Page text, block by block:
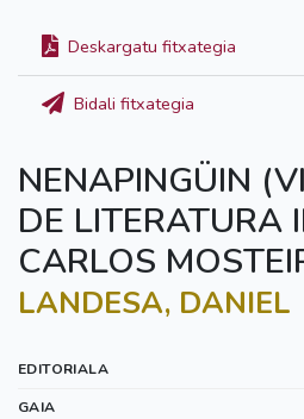
Deskargatu fitxategia
Bidali fitxategia
NENAPINGÜIN
DE LITERATURA
CARLOS
LANDESA, DANIEL
EDITORIALA
GAIA